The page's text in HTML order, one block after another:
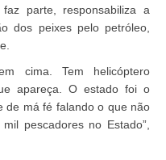
parte, responsabiliza a
dos peixes pelo petróleo,
cima. Tem helicóptero
apareça. O estado foi o
de má fé falando o que não
pescadores no Estado”,